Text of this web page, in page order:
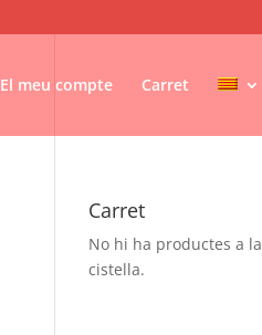
El meu compte Carret
Carret
No hi ha productes a la
cistella.